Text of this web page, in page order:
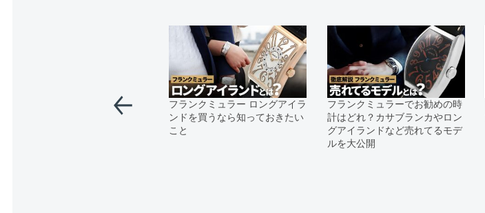
フランクミュラー ロングアイラ
ンドを買うなら知っておきたい
こと
フランクミュラーでお勧めの時
計はどれ？カサブランカやロン
グアイランドなど売れてるモデ
ルを大公開